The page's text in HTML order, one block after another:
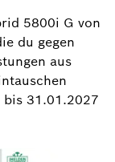
5800i G von
du gegen
aus
31.01.2027